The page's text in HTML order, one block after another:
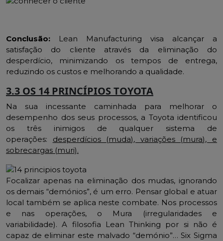
Conclusão: Lean Manufacturing visa alcançar a
satisfação do cliente através da eliminação do
desperdício, minimizando os tempos de entrega,
reduzindo os custos e melhorando a qualidade.
3.3 OS 14 PRINCÍPIOS TOYOTA
Na sua incessante caminhada para melhorar o
desempenho dos seus processos, a Toyota identificou
os três inimigos de qualquer sistema de
operações: desperdícios (muda), variações (mura), e
sobrecargas (muri).
Focalizar apenas na eliminação dos mudas, ignorando
os demais “demónios”, é um erro. Pensar global e atuar
local também se aplica neste combate. Nos processos
e nas operações, o Mura (irregularidades e
variabilidade). A filosofia Lean Thinking por si não é
capaz de eliminar este malvado “demónio”… Six Sigma